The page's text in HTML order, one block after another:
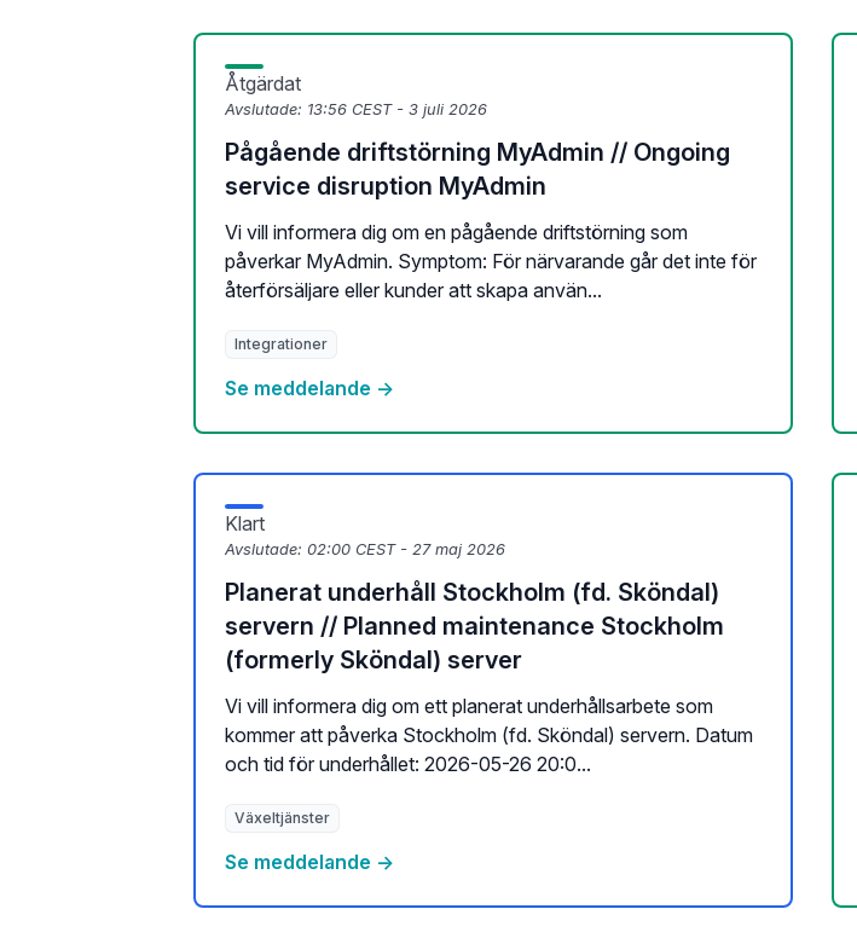
Åtgärdat
Avslutade: 13:56 CEST - 3 juli 2026
Pågående driftstörning MyAdmin // Ongoing
service disruption MyAdmin
Vi vill informera dig om en pågående driftstörning som
påverkar MyAdmin. Symptom: För närvarande går det inte för
återförsäljare eller kunder att skapa använ...
Integrationer
Se meddelande →
Klart
Avslutade: 02:00 CEST - 27 maj 2026
Planerat underhåll Stockholm (fd. Sköndal)
servern // Planned maintenance Stockholm
(formerly Sköndal) server
Vi vill informera dig om ett planerat underhållsarbete som
kommer att påverka Stockholm (fd. Sköndal) servern. Datum
och tid för underhållet: 2026-05-26 20:0...
Växeltjänster
Se meddelande →